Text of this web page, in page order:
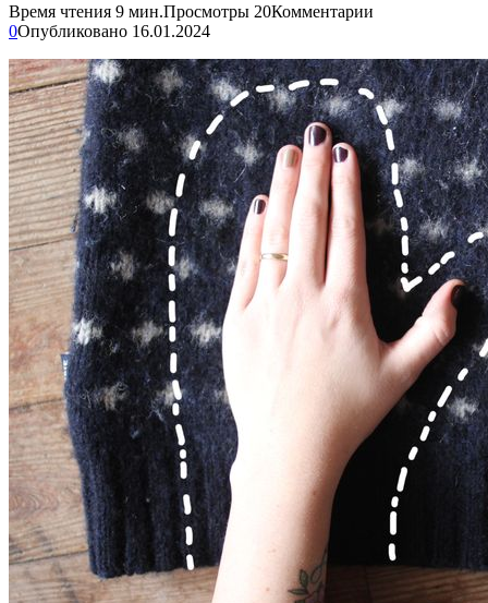
Время чтения 9 мин.Просмотры 20Комментарии
0Опубликовано 16.01.2024